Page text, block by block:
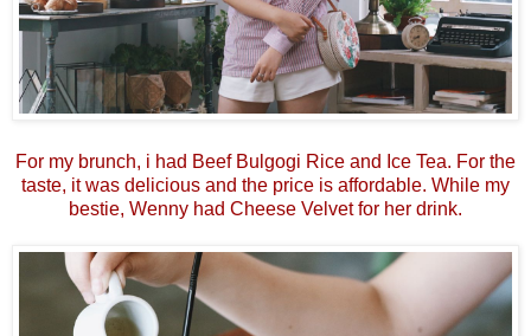
For my brunch, i had Beef Bulgogi Rice and Ice Tea. For the
taste, it was delicious and the price is affordable. While my
bestie, Wenny had Cheese Velvet for her drink.